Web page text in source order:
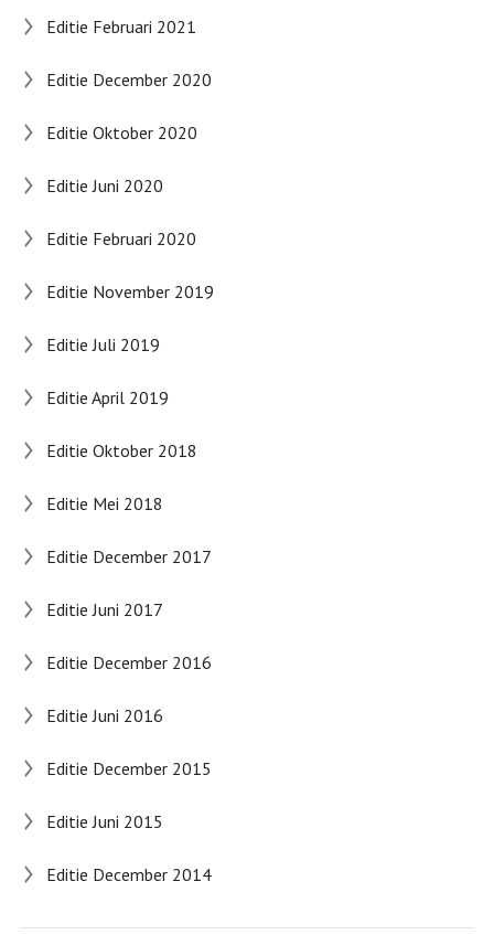
Editie Februari 2021
Editie December 2020
Editie Oktober 2020
Editie Juni 2020
Editie Februari 2020
Editie November 2019
Editie Juli 2019
Editie April 2019
Editie Oktober 2018
Editie Mei 2018
Editie December 2017
Editie Juni 2017
Editie December 2016
Editie Juni 2016
Editie December 2015
Editie Juni 2015
Editie December 2014